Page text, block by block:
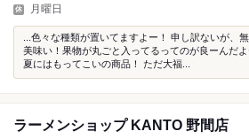
月曜日
...色々な種類が置いてますよー！ 申し訳ないが、
美味い！果物が丸ごと入ってるってのが良ーんだよ
夏にはもってこいの商品！ ただ大福...
ラーメンショップ KANTO 野間店